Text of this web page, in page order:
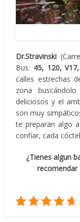
Dr.Stravinski
Bus: 45, 120,
calles estrechas
zona
deliciosos y el
son muy
te preparan algo
confiar, cada
¿Tienes algun
recomendar